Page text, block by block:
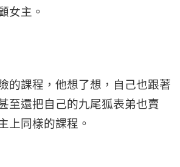
女主。
的課程，他想了想，自己也跟著
至還把自己的九尾狐表弟也賣
上同樣的課程。